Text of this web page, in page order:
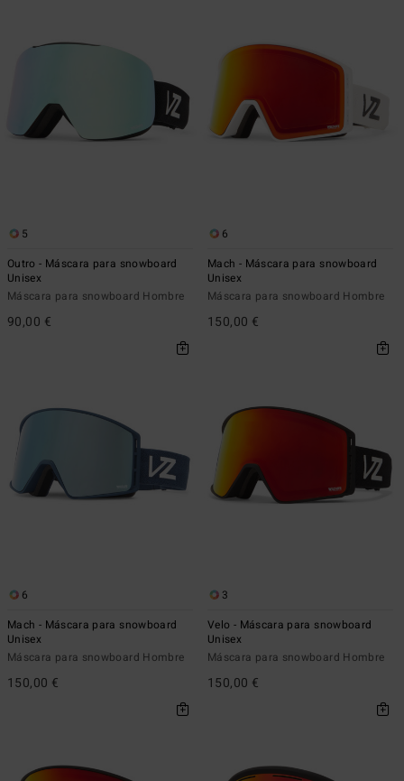
5
Outro - Máscara para snowboard
Unisex
Máscara para snowboard Hombre
90,00 €
6
Mach - Máscara para snowboard
Unisex
Máscara para snowboard Hombre
150,00 €
6
Mach - Máscara para snowboard
Unisex
Máscara para snowboard Hombre
150,00 €
3
Velo - Máscara para snowboard
Unisex
Máscara para snowboard Hombre
150,00 €